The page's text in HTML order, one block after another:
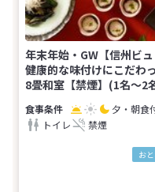
年末年始・GW【信州ビ
健康的な味付けにこだわ
8畳和室【禁煙】(1名～2
夕・朝食
トイレ
禁煙
お